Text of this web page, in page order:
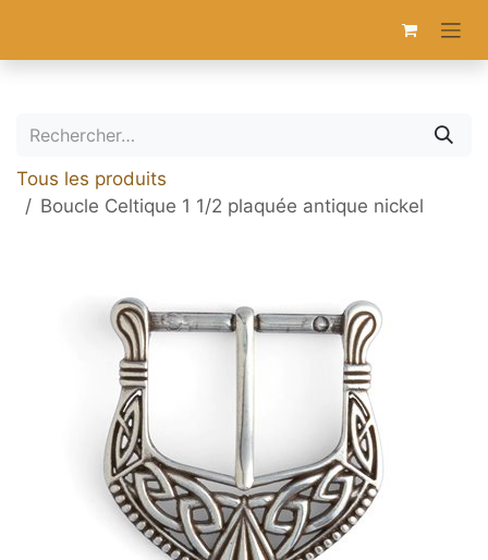
Tous les produits
Boucle Celtique 1 1/2 plaquée antique nickel